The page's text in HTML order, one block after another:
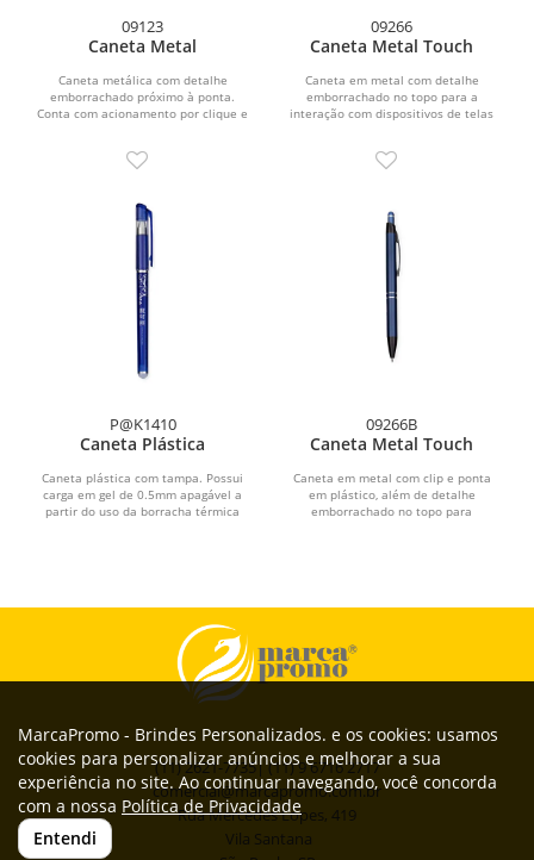
09123
Caneta Metal
Caneta metálica com detalhe
emborrachado próximo à ponta.
Conta com acionamento por clique e
09266
Caneta Metal Touch
Caneta em metal com detalhe
emborrachado no topo para a
interação com dispositivos de telas
P@K1410
Caneta Plástica
Caneta plástica com tampa. Possui
carga em gel de 0.5mm apagável a
partir do uso da borracha térmica
09266B
Caneta Metal Touch
Caneta em metal com clip e ponta
em plástico, além de detalhe
emborrachado no topo para
(11) 2621-7735| (11) 9 6716 2717
comercial@marcapromo.com.br
Rua Mercedes Lopes, 419
Vila Santana
MarcaPromo - Brindes Personalizados. e os cookies: usamos
cookies para personalizar anúncios e melhorar a sua
experiência no site. Ao continuar navegando, você concorda
com a nossa Política de Privacidade
Entendi